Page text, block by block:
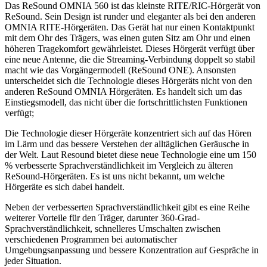
Das ReSound OMNIA 560 ist das kleinste RITE/RIC-Hörgerät von
ReSound. Sein Design ist runder und eleganter als bei den anderen
OMNIA RITE-Hörgeräten. Das Gerät hat nur einen Kontaktpunkt
mit dem Ohr des Trägers, was einen guten Sitz am Ohr und einen
höheren Tragekomfort gewährleistet. Dieses Hörgerät verfügt über
eine neue Antenne, die die Streaming-Verbindung doppelt so stabil
macht wie das Vorgängermodell (ReSound ONE). Ansonsten
unterscheidet sich die Technologie dieses Hörgeräts nicht von den
anderen ReSound OMNIA Hörgeräten. Es handelt sich um das
Einstiegsmodell, das nicht über die fortschrittlichsten Funktionen
verfügt;
Die Technologie dieser Hörgeräte konzentriert sich auf das Hören
im Lärm und das bessere Verstehen der alltäglichen Geräusche in
der Welt. Laut Resound bietet diese neue Technologie eine um 150
% verbesserte Sprachverständlichkeit im Vergleich zu älteren
ReSound-Hörgeräten. Es ist uns nicht bekannt, um welche
Hörgeräte es sich dabei handelt.
Neben der verbesserten Sprachverständlichkeit gibt es eine Reihe
weiterer Vorteile für den Träger, darunter 360-Grad-
Sprachverständlichkeit, schnelleres Umschalten zwischen
verschiedenen Programmen bei automatischer
Umgebungsanpassung und bessere Konzentration auf Gespräche in
jeder Situation.